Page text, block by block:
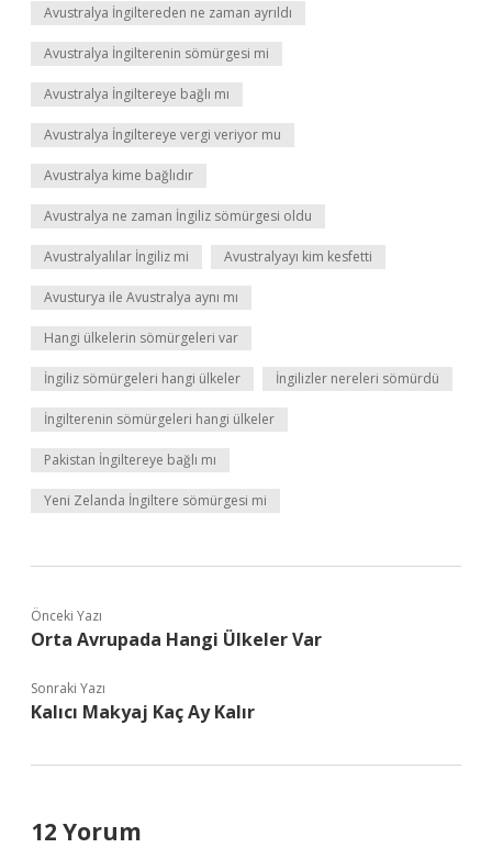
Avustralya İngiltereden ne zaman ayrıldı
Avustralya İngilterenin sömürgesi mi
Avustralya İngiltereye bağlı mı
Avustralya İngiltereye vergi veriyor mu
Avustralya kime bağlıdır
Avustralya ne zaman İngiliz sömürgesi oldu
Avustralyalılar İngiliz mi Avustralyayı kim kesfetti
Avusturya ile Avustralya aynı mı
Hangi ülkelerin sömürgeleri var
İngiliz sömürgeleri hangi ülkeler İngilizler nereleri sömürdü
İngilterenin sömürgeleri hangi ülkeler
Pakistan İngiltereye bağlı mı
Yeni Zelanda İngiltere sömürgesi mi
Önceki Yazı
Orta Avrupada Hangi Ülkeler Var
Sonraki Yazı
Kalıcı Makyaj Kaç Ay Kalır
12 Yorum